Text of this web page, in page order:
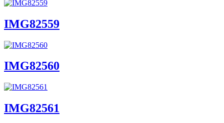
IMG82559
IMG82560
IMG82561